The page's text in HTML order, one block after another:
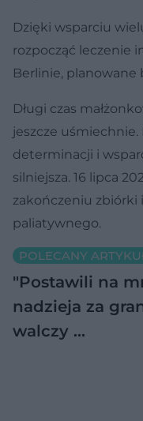
Dzięki wsparciu
rozpocząć leczenie
Berlinie, planowane
Długi czas
jeszcze
determinacji i
silniejsza. 16 lipca
zakończeniu zbiórki
paliatywnego.
POLECANY
"Postawili na
nadzieja za
walczy …